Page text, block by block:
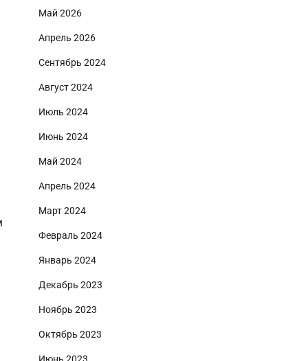
Май 2026
Апрель 2026
Сентябрь 2024
Август 2024
Июль 2024
Июнь 2024
Май 2024
Апрель 2024
Март 2024
Февраль 2024
Январь 2024
Декабрь 2023
Ноябрь 2023
Октябрь 2023